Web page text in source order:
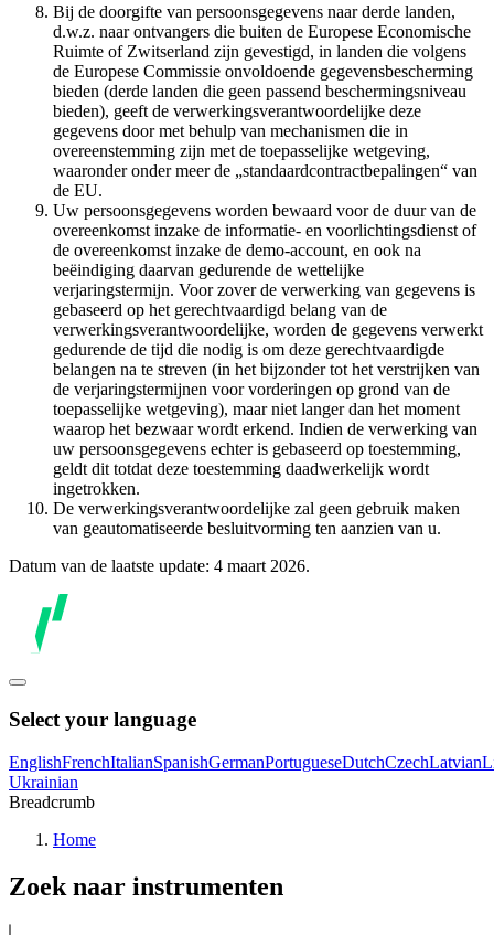
Bij de doorgifte van persoonsgegevens naar derde landen,
d.w.z. naar ontvangers die buiten de Europese Economische
Ruimte of Zwitserland zijn gevestigd, in landen die volgens
de Europese Commissie onvoldoende gegevensbescherming
bieden (derde landen die geen passend beschermingsniveau
bieden), geeft de verwerkingsverantwoordelijke deze
gegevens door met behulp van mechanismen die in
overeenstemming zijn met de toepasselijke wetgeving,
waaronder onder meer de „standaardcontractbepalingen“ van
de EU.
Uw persoonsgegevens worden bewaard voor de duur van de
overeenkomst inzake de informatie- en voorlichtingsdienst of
de overeenkomst inzake de demo-account, en ook na
beëindiging daarvan gedurende de wettelijke
verjaringstermijn. Voor zover de verwerking van gegevens is
gebaseerd op het gerechtvaardigd belang van de
verwerkingsverantwoordelijke, worden de gegevens verwerkt
gedurende de tijd die nodig is om deze gerechtvaardigde
belangen na te streven (in het bijzonder tot het verstrijken van
de verjaringstermijnen voor vorderingen op grond van de
toepasselijke wetgeving), maar niet langer dan het moment
waarop het bezwaar wordt erkend. Indien de verwerking van
uw persoonsgegevens echter is gebaseerd op toestemming,
geldt dit totdat deze toestemming daadwerkelijk wordt
ingetrokken.
De verwerkingsverantwoordelijke zal geen gebruik maken
van geautomatiseerde besluitvorming ten aanzien van u.
Datum van de laatste update: 4 maart 2026.
Select your language
EnglishFrenchItalianSpanishGermanPortugueseDutchCzechLatvian
Ukrainian
Breadcrumb
Home
Zoek naar instrumenten